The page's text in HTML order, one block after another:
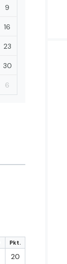
9
16
23
30
6
Pkt.
20